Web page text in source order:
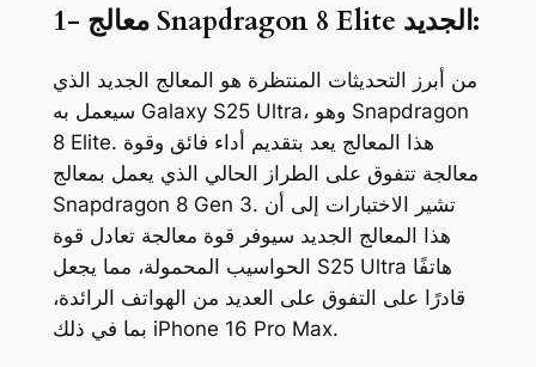
1- معالج Snapdragon 8 Elite الجديد:
من أبرز التحديثات المنتظرة هو المعالج الجديد الذي
سيعمل به Galaxy S25 Ultra، وهو Snapdragon
8 Elite. هذا المعالج يعد بتقديم أداء فائق وقوة
معالجة تتفوق على الطراز الحالي الذي يعمل بمعالج
Snapdragon 8 Gen 3. تشير الاختبارات إلى أن
هذا المعالج الجديد سيوفر قوة معالجة تعادل قوة
الحواسيب المحمولة، مما يجعل S25 Ultra هاتفًا
قادرًا على التفوق على العديد من الهواتف الرائدة،
بما في ذلك iPhone 16 Pro Max.